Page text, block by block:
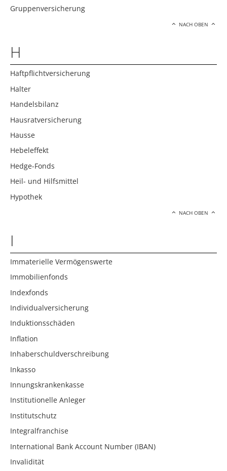
Gruppenversicherung
NACH OBEN
H
Haftpflichtversicherung
Halter
Handelsbilanz
Hausratversicherung
Hausse
Hebeleffekt
Hedge-Fonds
Heil- und Hilfsmittel
Hypothek
NACH OBEN
I
Immaterielle Vermögenswerte
Immobilienfonds
Indexfonds
Individualversicherung
Induktionsschäden
Inflation
Inhaberschuldverschreibung
Inkasso
Innungskrankenkasse
Institutionelle Anleger
Institutschutz
Integralfranchise
International Bank Account Number (IBAN)
Invalidität